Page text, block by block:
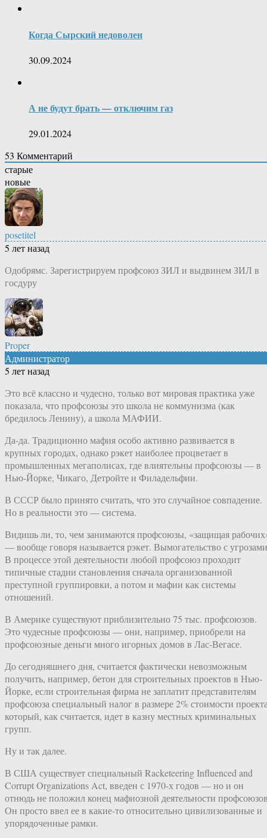
Когда Сырский недоволен
30.09.2024
А не будут брать — отключим газ
29.01.2024
53 Комментарий
старые
новые
posetitel
5 лет назад
Одобрямс. Зарегистрируем профсоюз ЗИЛ и выдвинем ЗИЛ в
госдуру
Proper
Администратор
5 лет назад
Это всё классно и чудесно, только вот мировая практика уже
показала, что профсоюзы это школа не коммунизма (как
бредилось Ленину), а школа МАФИИ.
Да-да. Традиционно мафия особо активно развивается в
крупных городах, однако рэкет наиболее процветает в
промышленных мегаполисах, где влиятельны профсоюзы — в
Нью-Йорке, Чикаго, Детройте и Филадельфии.
В СССР было принято считать, что это случайное совпадение.
Но в реальности это — система.
Видишь ли, то, чем занимаются профсоюзы, «защищая
— вообще говоря называется рэкет. Вымогательство с
В процессе этой деятельности любой профсоюз проходит
типичные стадии становления сначала организованной
преступной группировки, а потом и мафии как системы
отношений.
В Америке существуют приблизительно 75 тыс. профсоюзов.
Это чудесные профсоюзы — они, например, приобрели на
профсоюзные деньги много игорных домов в Лас-Вегасе.
До сегодняшнего дня, считается фактически невозможным
получить, например, бетон для строительных проектов в Нью-
Йорке, если строительная фирма не заплатит представителям
профсоюза специальный налог в размере 2% стоимости
который, как считается, идет в казну местных криминальных
групп.
Ну и так далее.
В США существует специальный Racketeering Influenced and
Corrupt Organizations Act, введен с 1970-х годов — но и он
отнюдь не положил конец мафиозной деятельности
Он просто ввел ее в какие-то относительно цивилизованные и
упорядоченные рамки.